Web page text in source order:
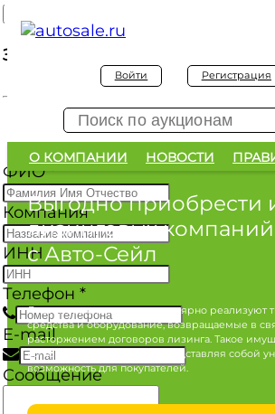
Войти Регистрация
О КОМПАНИИ НОВОСТИ
Выгодно приобрести
лизинговых компаний
с Авто-Сейл
Лизинговые компании регулярно реализуют
средства и оборудование, возвращаемые в
расторжением договоров лизинга. Такое
по конкурентным ценам, представляя собой
возможность для покупателей.
Заявка на покупку
Заявка на покупку
ФИО*
Компания
ИНН
Телефон *
E-mail
Сообщение